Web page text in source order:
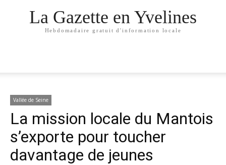
La Gazette en Yvelines
Hebdomadaire gratuit d'information locale
Vallée de Seine
La mission locale du Mantois
s’exporte pour toucher
davantage de jeunes